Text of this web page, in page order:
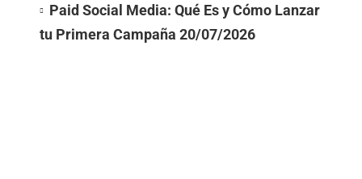
Paid Social Media: Qué Es y Cómo Lanzar
tu Primera Campaña 20/07/2026